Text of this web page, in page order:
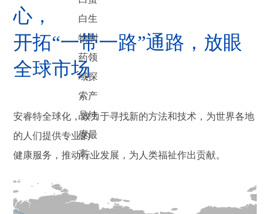
白生
物制
药领
域探
索产
品纯
度最
高、
心，
开拓“一带一路”通路，放眼
全球市场
安睿特全球化，致力于寻找新的方法和技术，为世界各地
的人们提供专业的
健康服务，推动行业发展，为人类福祉作出贡献。